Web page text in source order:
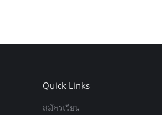
Quick Links
สมัครเรียน